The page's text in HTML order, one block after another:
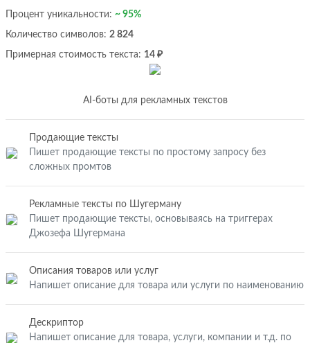
Процент уникальности: ~ 95%
Количество символов: 2 824
Примерная стоимость текста: 14 ₽
AI-боты для рекламных текстов
Продающие тексты
Пишет продающие тексты по простому запросу без
сложных промтов
Рекламные тексты по Шугерману
Пишет продающие тексты, основываясь на триггерах
Джозефа Шугермана
Описания товаров или услуг
Напишет описание для товара или услуги по наименованию
Дескриптор
Напишет описание для товара, услуги, компании и т.д. по